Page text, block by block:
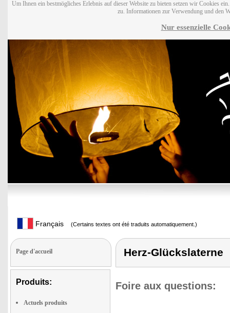
Um Ihnen ein bestmögliches Erlebnis auf dieser Website zu bieten setzen wir Cookies
zu. Informationen zur Verwendung und den
Nur essenzielle
Français (Certains textes ont été traduits automatiquement.)
Page d'accueil
Produits:
Actuels produits
Herz-Glückslaterne
Foire aux questions: